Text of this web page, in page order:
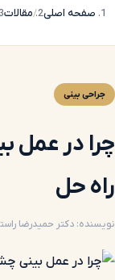
صفحه اصلی مقالات
جراحی بینی
راه حل
نویسنده: دکتر حمیدرضا